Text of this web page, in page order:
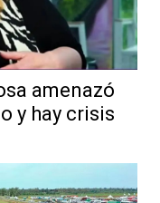
amenazó
y hay crisis